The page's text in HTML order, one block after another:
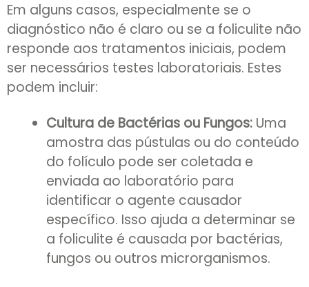
Em alguns casos, especialmente se o
diagnóstico não é claro ou se a foliculite não
responde aos tratamentos iniciais, podem
ser necessários testes laboratoriais. Estes
podem incluir:
Cultura de Bactérias ou Fungos: Uma
amostra das pústulas ou do conteúdo
do folículo pode ser coletada e
enviada ao laboratório para
identificar o agente causador
específico. Isso ajuda a determinar se
a foliculite é causada por bactérias,
fungos ou outros microrganismos.